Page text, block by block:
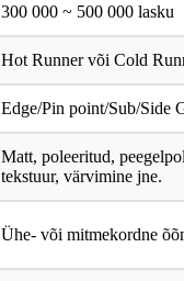
300 000 ~ 500 000 lasku
Hot Runner või Cold
Edge/Pin point/Sub/Side
Matt, poleeritud,
tekstuur, värvimine jne.
Ühe- või mitmekordne